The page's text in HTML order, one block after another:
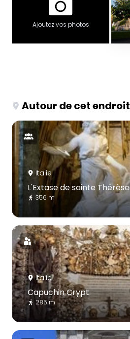
Ajoutez vos photos
Autour de cet endroit
Italie
L'Extase de sainte Thérèse
356 m
Italie
Capuchin Crypt
285 m